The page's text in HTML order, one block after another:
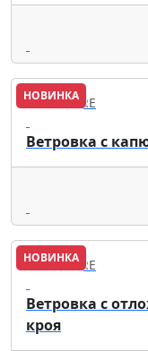
НОВИНКА
FINN FLARE
Ветровка с
НОВИНКА
FINN FLARE
Ветровка с
кроя